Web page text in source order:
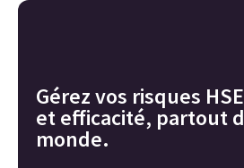
Gérez vos risques
et efficacité, partout
monde.